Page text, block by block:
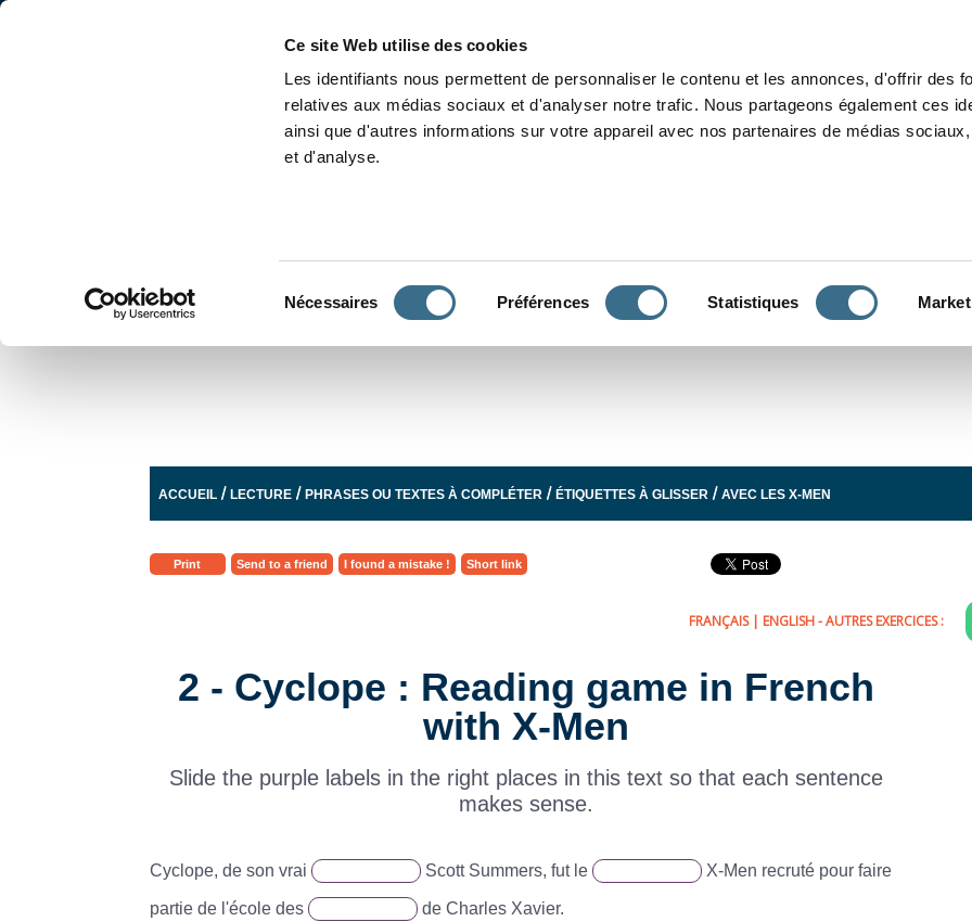
Ce site Web utilise des cookies
Les identifiants nous permettent de personnaliser le contenu et les annonces, d'offrir des
relatives aux médias sociaux et d'analyser notre trafic. Nous partageons également ces
ainsi que d'autres informations sur votre appareil avec nos partenaires de médias
et d'analyse.
Nécessaires Préférences Statistiques
ACCUEIL /LECTURE /PHRASES OU TEXTES À COMPLÉTER /ÉTIQUETTES À GLISSER /AVEC LES X-MEN
Print Send to a friend I found a mistake ! Short link
FRANÇAIS| ENGLISH- AUTRES EXERCICES :
2 - Cyclope : Reading game in French
with X-Men
Slide the purple labels in the right places in this text so that each sentence
makes sense.
Cyclope, de son vrai Scott Summers, fut le X-Men recruté pour faire
partie de l'école des de Charles Xavier.